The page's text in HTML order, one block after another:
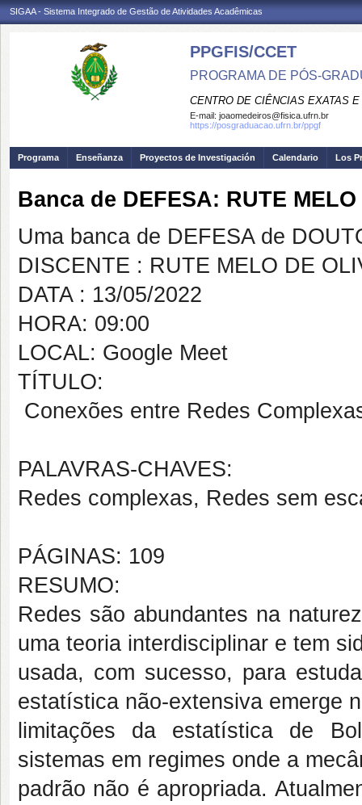
SIGAA - Sistema Integrado de Gestão de Atividades Acadêmicas
PPGFIS/CCET
PROGRAMA DE PÓS-
CENTRO DE CIÊNCIAS EXATAS
E-mail: joaomedeiros@fisica.ufrn.br
https://posgraduacao.ufrn.br/ppgf
Programa Enseñanza Proyectos de Investigación Calendario Los
Banca de DEFESA: RUTE
Uma banca de DEFESA de
DISCENTE : RUTE MELO DE
DATA : 13/05/2022
HORA: 09:00
LOCAL: Google Meet
TÍTULO:
Conexões entre Redes
PALAVRAS-CHAVES:
Redes complexas, Redes sem
PÁGINAS: 109
RESUMO:
Redes são abundantes na
uma teoria interdisciplinar e tem
usada, com sucesso, para
estatística não-extensiva emerge
limitações da estatística de
sistemas em regimes onde a
padrão não é apropriada.